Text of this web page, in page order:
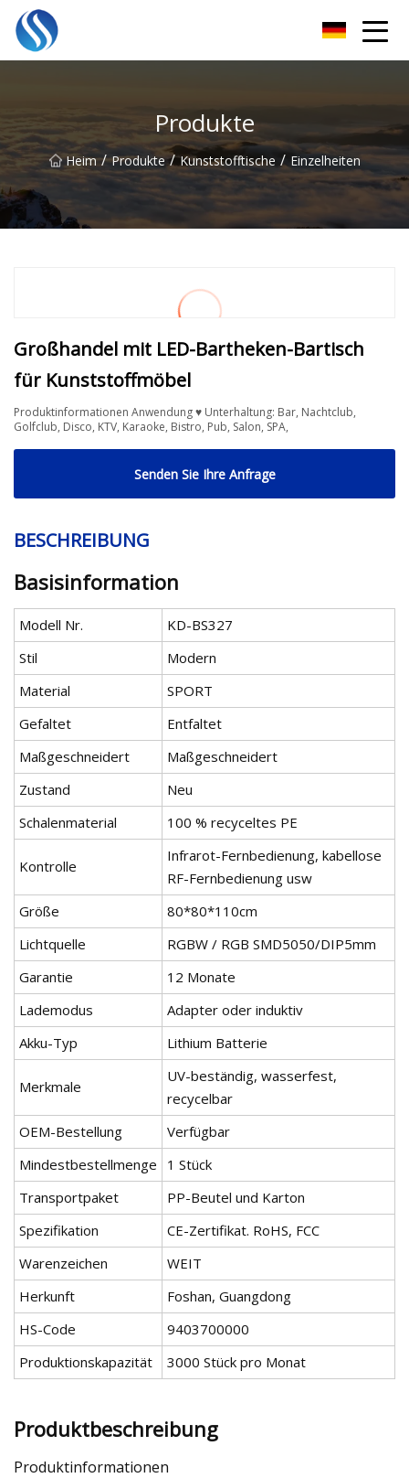
Produkte
Heim / Produkte / Kunststofftische / Einzelheiten
Großhandel mit LED-Bartheken-Bartisch
für Kunststoffmöbel
Produktinformationen Anwendung ♥ Unterhaltung: Bar, Nachtclub,
Golfclub, Disco, KTV, Karaoke, Bistro, Pub, Salon, SPA,
Senden Sie Ihre Anfrage
BESCHREIBUNG
Basisinformation
Modell Nr.
KD-BS327
Stil
Modern
Material
SPORT
Gefaltet
Entfaltet
Maßgeschneidert
Maßgeschneidert
Zustand
Neu
Schalenmaterial
100 % recyceltes PE
Kontrolle
Infrarot-Fernbedienung, kabellose
RF-Fernbedienung usw
Größe
80*80*110cm
Lichtquelle
RGBW / RGB SMD5050/DIP5mm
Garantie
12 Monate
Lademodus
Adapter oder induktiv
Akku-Typ
Lithium Batterie
Merkmale
UV-beständig, wasserfest,
recycelbar
OEM-Bestellung
Verfügbar
Mindestbestellmenge
1 Stück
Transportpaket
PP-Beutel und Karton
Spezifikation
CE-Zertifikat. RoHS, FCC
Warenzeichen
WEIT
Herkunft
Foshan, Guangdong
HS-Code
9403700000
Produktionskapazität
3000 Stück pro Monat
Produktbeschreibung
Produktinformationen